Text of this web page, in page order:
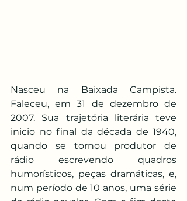
Nasceu na Baixada Campista.
Faleceu, em 31 de dezembro de
2007. Sua trajetória literária teve
inicio no final da década de 1940,
quando se tornou produtor de
rádio escrevendo quadros
humorísticos, peças dramáticas, e,
num período de 10 anos, uma série